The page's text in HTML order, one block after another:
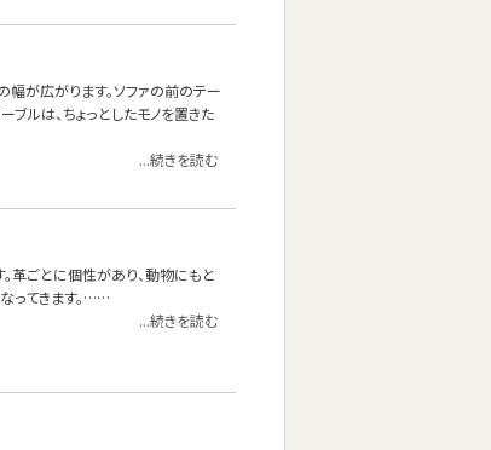
幅が広がります。ソファの前のテー
ルは、ちょっとしたモノを置きた
...続きを読む
革ごとに個性があり、動物にもと
ってきます。……
...続きを読む